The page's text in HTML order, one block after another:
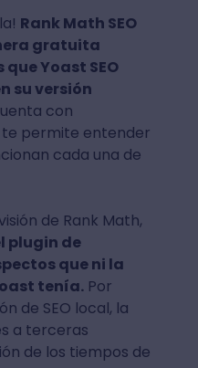
Rank Math SEO
gratuita
Yoast SEO
su versión
con
permite entender
cada una de
de Rank Math,
plugin de
que ni la
tenía.Por
de SEO local, la
a terceras
de los tiempos de